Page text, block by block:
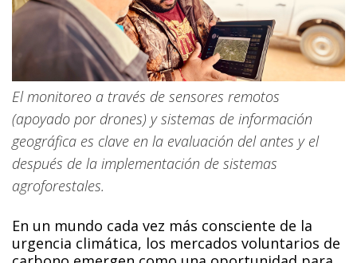
El monitoreo a través de sensores remotos
(apoyado por drones) y sistemas de información
geográfica es clave en la evaluación del antes y el
después de la implementación de sistemas
agroforestales.
En un mundo cada vez más consciente de la
urgencia climática, los mercados voluntarios de